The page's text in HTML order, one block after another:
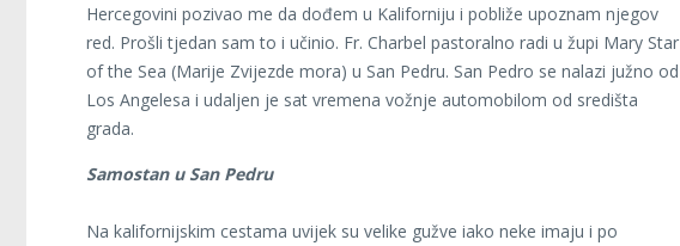
Hercegovini pozivao me da dođem u Kaliforniju i pobliže upoznam njegov
red. Prošli tjedan sam to i učinio. Fr. Charbel pastoralno radi u župi Mary Star
of the Sea (Marije Zvijezde mora) u San Pedru. San Pedro se nalazi južno od
Los Angelesa i udaljen je sat vremena vožnje automobilom od središta
grada.
Samostan u San Pedru
Na kalifornijskim cestama uvijek su velike gužve iako neke imaju i po